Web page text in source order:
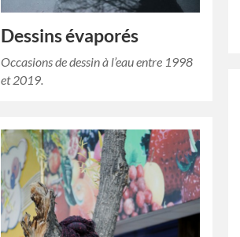
Dessins évaporés
Occasions de dessin à l’eau entre 1998
et 2019.